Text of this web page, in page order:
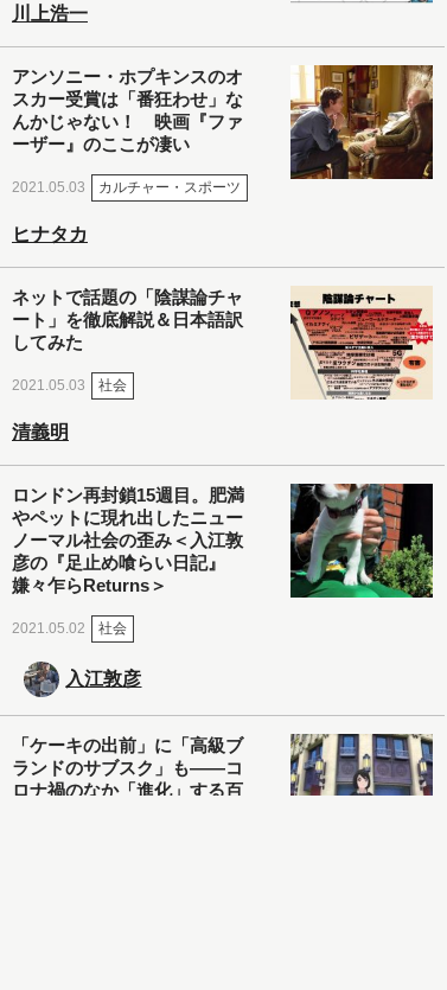
川上浩一
アンソニー・ホプキンスのオ
スカー受賞は「番狂わせ」な
んかじゃない！ 映画『ファ
ーザー』のここが凄い
2021.05.03 カルチャー・スポーツ
ヒナタカ
ネットで話題の「陰謀論チャ
ート」を徹底解説＆日本語訳
してみた
2021.05.03 社会
清義明
ロンドン再封鎖15週目。肥満
やペットに現れ出したニュー
ノーマル社会の歪み＜入江敦
彦の『足止め喰らい日記』
嫌々乍らReturns＞
2021.05.02 社会
入江敦彦
「ケーキの出前」に「高級ブ
ランドのサブスク」も――コ
ロナ禍のなか「進化」する百